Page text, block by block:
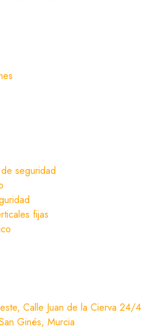
seguridad
fijas
Calle Juan de la Cierva 24/4
Ginés, Murcia